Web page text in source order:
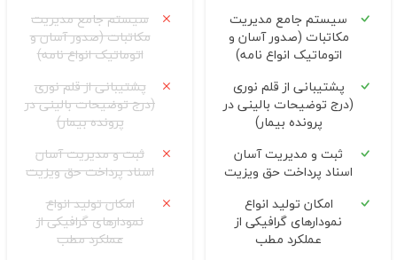
سیستم جامع مدیریت
مکاتبات (صدور آسان و
اتوماتیک انواع نامه)
پشتیبانی از قلم نوری
(درج توضیحات بالینی در
پرونده بیمار)
ثبت و مدیریت آسان
اسناد پرداخت حق ویزیت
امکان تولید انواع
نمودارهای گرافیکی از
عملکرد مطب
سیستم جامع مدیریت
مکاتبات (صدور آسان و
اتوماتیک انواع نامه)
پشتیبانی از قلم نوری
(درج توضیحات بالینی در
پرونده بیمار)
ثبت و مدیریت آسان
اسناد پرداخت حق ویزیت
امکان تولید انواع
نمودارهای گرافیکی از
عملکرد مطب